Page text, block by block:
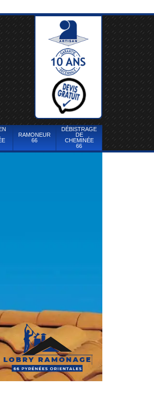
RAMONEUR
66
DÉBISTRAGE
DE
CHEMINÉE
66